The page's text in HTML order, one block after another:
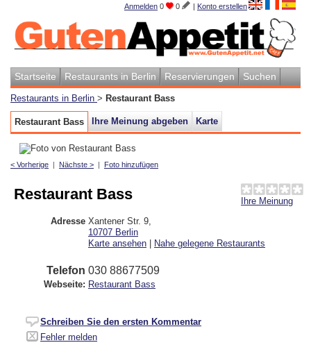
Anmelden 0 0 | Konto erstellen
Startseite Restaurants in Berlin Reservierungen Suchen
Restaurants in Berlin > Restaurant Bass
Restaurant Bass Ihre Meinung abgeben Karte
< Vorherige | Nächste > | Foto hinzufügen
Ihre Meinung
Restaurant Bass
Adresse Xantener Str. 9
10707 Berlin
Karte ansehen | Nahe gelegene Restaurants
Telefon 030 88677509
Webseite: Restaurant Bass
Schreiben Sie den ersten Kommentar
Fehler melden